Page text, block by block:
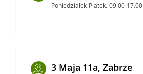
Poniedziałek-Piątek: 09:00-17:00
3 Maja 11a, Zabrze